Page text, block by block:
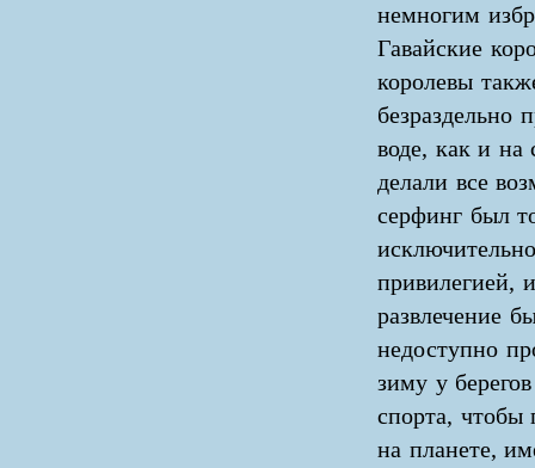
немногим
Гавайские
королевы
безраздельно
воде, как и
делали все
серфинг был
привилегией,
развлечение
недоступно
зиму у
спорта,
на планете,